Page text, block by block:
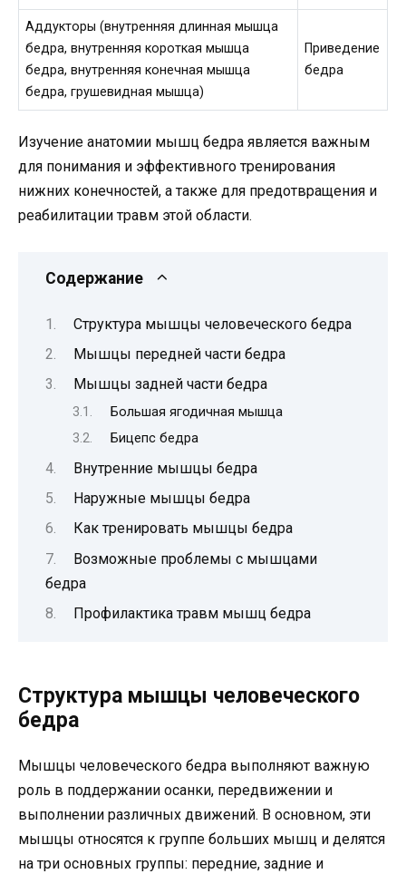
Аддукторы (внутренняя длинная мышца
бедра, внутренняя короткая мышца
бедра, внутренняя конечная мышца
бедра, грушевидная мышца)
Приведение
бедра
Изучение анатомии мышц бедра является важным
для понимания и эффективного тренирования
нижних конечностей, а также для предотвращения и
реабилитации травм этой области.
Содержание
Структура мышцы человеческого бедра
Мышцы передней части бедра
Мышцы задней части бедра
Большая ягодичная мышца
Бицепс бедра
Внутренние мышцы бедра
Наружные мышцы бедра
Как тренировать мышцы бедра
Возможные проблемы с мышцами
бедра
Профилактика травм мышц бедра
Структура мышцы человеческого
бедра
Мышцы человеческого бедра выполняют важную
роль в поддержании осанки, передвижении и
выполнении различных движений. В основном, эти
мышцы относятся к группе больших мышц и делятся
на три основных группы: передние, задние и